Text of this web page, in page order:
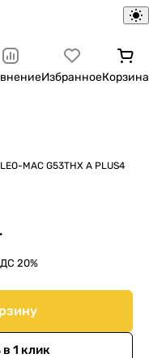
ИзбранноеКорзина
MAC G53THX A PLUS4
20%
1 клик